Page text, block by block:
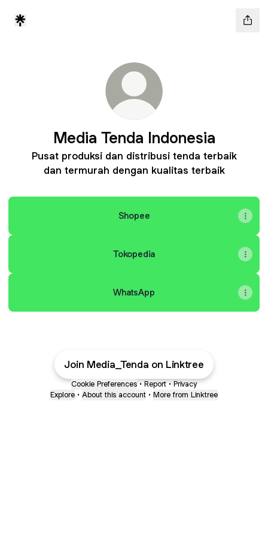
Media Tenda Indonesia
Pusat produksi dan distribusi tenda terbaik
dan termurah dengan kualitas terbaik
Shopee
Tokopedia
WhatsApp
Join Media_Tenda on Linktree
Cookie Preferences • Report • Privacy
Explore • About this account • More from Linktree